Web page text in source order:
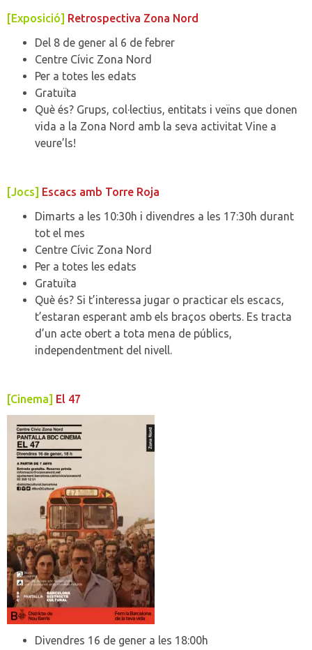
[Exposició] Retrospectiva Zona Nord
Del 8 de gener al 6 de febrer
Centre Cívic Zona Nord
Per a totes les edats
Gratuïta
Què és? Grups, col·lectius, entitats i veïns que donen
vida a la Zona Nord amb la seva activitat Vine a
veure’ls!
[Jocs] Escacs amb Torre Roja
Dimarts a les 10:30h i divendres a les 17:30h durant
tot el mes
Centre Cívic Zona Nord
Per a totes les edats
Gratuïta
Què és? Si t’interessa jugar o practicar els escacs,
t’estaran esperant amb els braços oberts. Es tracta
d’un acte obert a tota mena de públics,
independentment del nivell.
[Cinema] El 47
Divendres 16 de gener a les 18:00h